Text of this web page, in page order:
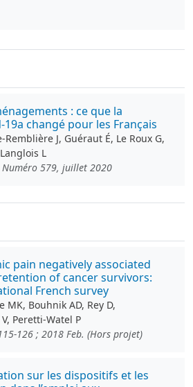
: ce que la
changé pour les Français
J, Guéraut É, Le Roux G,
L
Numéro 579, juillet 2020
pain negatively associated
of cancer survivors:
French survey
MK, Bouhnik AD, Rey D,
Peretti-Watel P
126 ; 2018 Feb. (Hors projet)
sur les dispositifs et les